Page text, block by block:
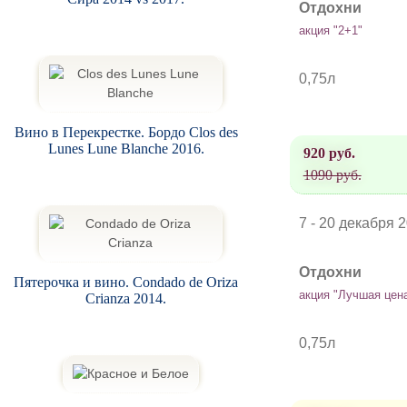
Отдохни
акция "2+1"
0,75л
920 руб.
1090 руб.
7 - 20 декабря
Отдохни
акция "Лучшая
0,75л
Вино в Перекрестке. Бордо Clos des
Lunes Lune Blanche 2016.
Пятерочка и вино. Condado de Oriza
Crianza 2014.